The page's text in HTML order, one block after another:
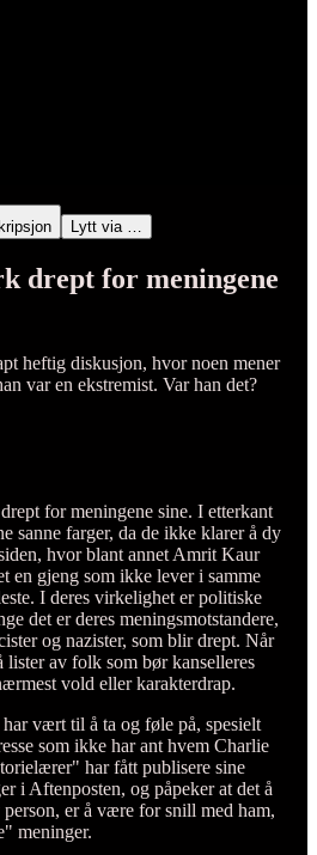
Lytt via …
drept for meningene
heftig diskusjon, hvor noen mener
var en ekstremist. Var han det?
for meningene sine. I etterkant
sanne farger, da de ikke klarer å dy
hvor blant annet Amrit Kaur
en gjeng som ikke lever i samme
I deres virkelighet er politiske
det er deres meningsmotstandere,
og nazister, som blir drept. Når
lister av folk som bør kanselleres
vold eller karakterdrap.
vært til å ta og føle på, spesielt
som ikke har ant hvem Charlie
har fått publisere sine
i Aftenposten, og påpeker at det å
er å være for snill med ham,
meninger.